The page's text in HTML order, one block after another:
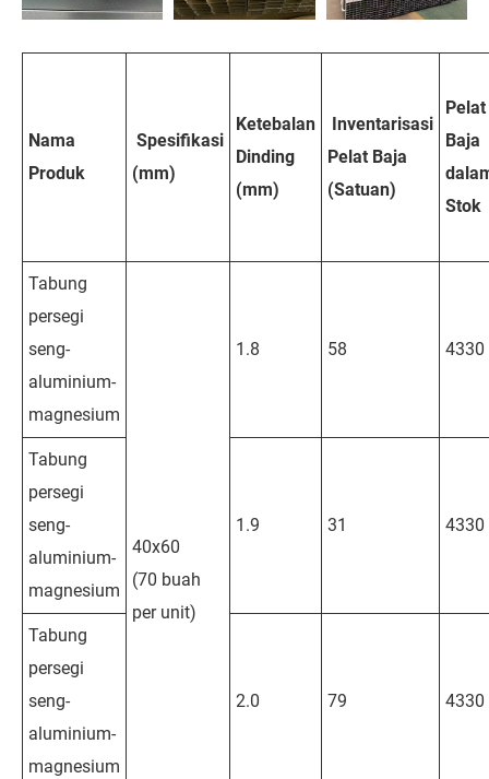
Nama
Produk
Spesifikasi
(mm)
Ketebalan
Dinding
(mm)
Inventarisasi
Pelat Baja
(Satuan)
Pelat
Baja
Stok
Tabung
persegi
seng-
aluminium-
magnesium
40x60
(70 buah
per unit)
1.8 58 4330
Tabung
persegi
seng-
aluminium-
magnesium
1.9 31 4330
Tabung
persegi
seng-
aluminium-
magnesium
2.0 79 4330